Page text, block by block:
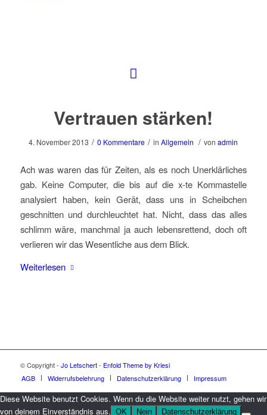
Vertrauen stärken!
4. November 2013 / 0 Kommentare / inAllgemein / vonadmin
Ach was waren das für Zeiten, als es noch Unerklärliches
gab. Keine Computer, die bis auf die x-te Kommastelle
analysiert haben, kein Gerät, dass uns in Scheibchen
geschnitten und durchleuchtet hat. Nicht, dass das alles
schlimm wäre, manchmal ja auch lebensrettend, doch oft
verlieren wir das Wesentliche aus dem Blick.
Weiterlesen
© Copyright - Jo Letschert- Enfold Theme by Kriesi
AGB
Widerrufsbelehrung Datenschutzerklärung Impressum
Diese Website benutzt Cookies. Wenn du die Website weiter nutzt, gehen wir
von deinem Einverständnis aus. OK Nein Datenschutzerklärung